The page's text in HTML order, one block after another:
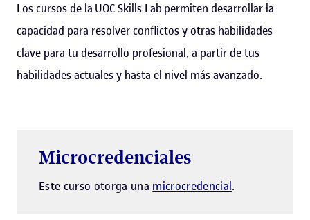
Los cursos de la UOC Skills Lab permiten desarrollar la
capacidad para resolver conflictos y otras habilidades
clave para tu desarrollo profesional, a partir de tus
habilidades actuales y hasta el nivel más avanzado.
Microcredenciales
Este curso otorga una microcredencial.